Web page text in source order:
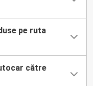
pe ruta
către